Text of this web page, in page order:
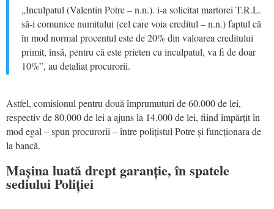
„Inculpatul (Valentin Potre – n.n.). i-a solicitat martorei T.R.L.
să-i comunice numitului (cel care voia creditul – n.n.) faptul că
în mod normal procentul este de 20% din valoarea creditului
primit, însă, pentru că este prieten cu inculpatul, va fi de doar
10%”, au detaliat procurorii.
Astfel, comisionul pentru două împrumuturi de 60.000 de lei,
respectiv de 80.000 de lei a ajuns la 14.000 de lei, fiind împărțit în
mod egal – spun procurorii – între polițistul Potre și funcționara de
la bancă.
Mașina luată drept garanție, în spatele
sediului Poliției